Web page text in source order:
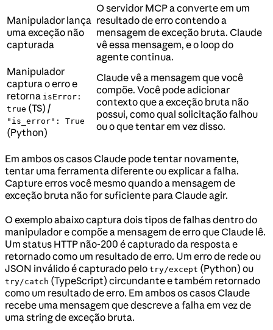
Manipulador lança
uma exceção não
capturada
O servidor MCP a converte em um
resultado de erro contendo a
mensagem de exceção bruta. Claude
vê essa mensagem, e o loop do
agente continua.
Manipulador
captura o erro e
retorna isError:
true (TS) /
"is_error": True
(Python)
Claude vê a mensagem que você
compõe. Você pode adicionar
contexto que a exceção bruta não
possui, como qual solicitação falhou
ou o que tentar em vez disso.
Em ambos os casos Claude pode tentar novamente,
tentar uma ferramenta diferente ou explicar a falha.
Capture erros você mesmo quando a mensagem de
exceção bruta não for suficiente para Claude agir.
O exemplo abaixo captura dois tipos de falhas dentro do
manipulador e compõe a mensagem de erro que Claude lê.
Um status HTTP não-200 é capturado da resposta e
retornado como um resultado de erro. Um erro de rede ou
JSON inválido é capturado pelo try/except (Python) ou
try/catch (TypeScript) circundante e também retornado
como um resultado de erro. Em ambos os casos Claude
recebe uma mensagem que descreve a falha em vez de
uma string de exceção bruta.